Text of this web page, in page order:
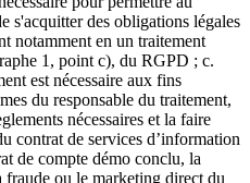
s'acquitter des obligations légales
notamment en un traitement
1, point c), du RGPD ; c.
est nécessaire aux fins
du responsable du traitement,
nécessaires et la faire
contrat de services d’information
de compte démo conclu, la
fraude ou le marketing direct du